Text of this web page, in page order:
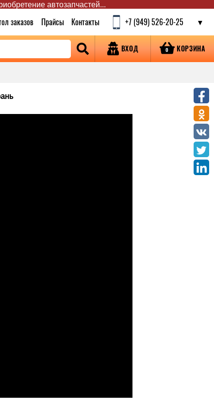
автозапчастей...
заказов Прайсы Контакты +7 (949) 526-20-25
ВХОД 0 КОРЗИНА